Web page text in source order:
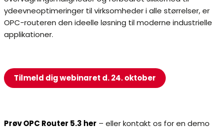
ydeevneoptimeringer til virksomheder i alle størrelser, er
OPC-routeren den ideelle løsning til moderne industrielle
applikationer.
Tilmeld dig webinaret d. 24. oktober
Prøv OPC Router 5.3 her – eller kontakt os for en demo